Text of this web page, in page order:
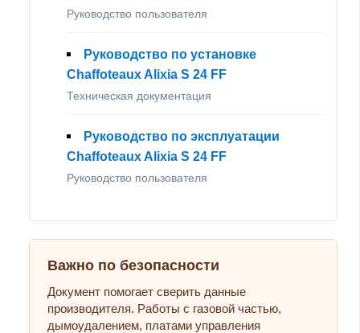
Руководство пользователя
Руководство по установке
Chaffoteaux Alixia S 24 FF
Техническая документация
Руководство по эксплуатации
Chaffoteaux Alixia S 24 FF
Руководство пользователя
Важно по безопасности
Документ помогает сверить данные
производителя. Работы с газовой частью,
дымоудалением, платами управления